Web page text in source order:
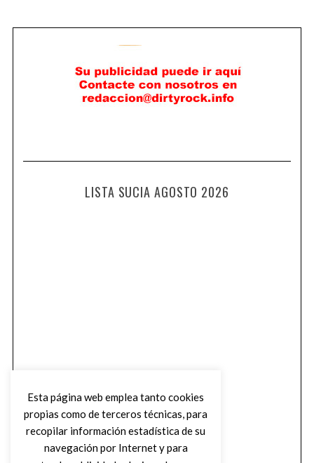
LISTA SUCIA AGOSTO 2026
Esta página web emplea tanto cookies
propias como de terceros técnicas, para
recopilar información estadística de su
navegación por Internet y para